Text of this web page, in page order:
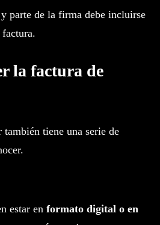
y parte de la firma debe incluirse
la factura de
también tiene una serie de
estar en formato digital o en